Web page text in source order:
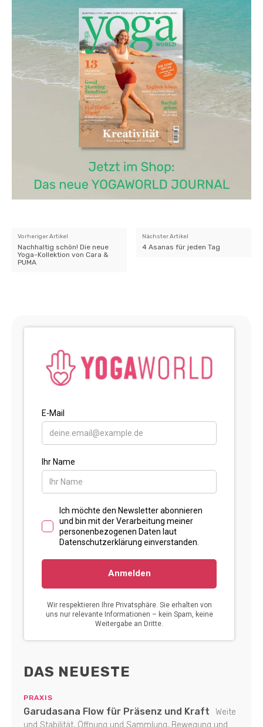
Vorheriger Artikel
Nachhaltig schön! Die neue
Yoga-Kollektion von Cara &
PUMA
Nächster Artikel
4 Asanas für jeden Tag
DAS NEUESTE
PRAXIS
Garudasana Flow für Präsenz und Kraft
Weite
und Stabilität, Öffnung und Sammlung, Bewegung und